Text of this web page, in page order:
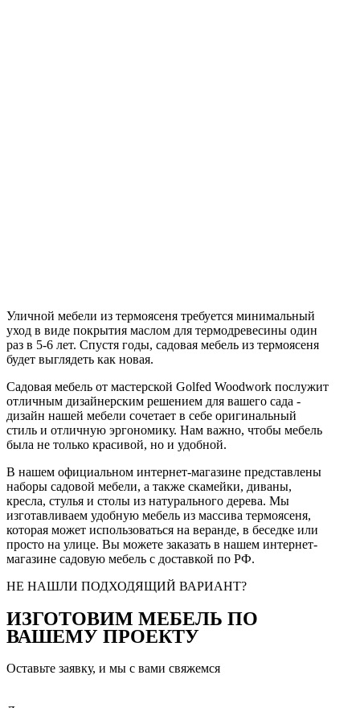
Уличной мебели из термоясеня требуется минимальный
уход в виде покрытия маслом для термодревесины один
раз в 5-6 лет. Спустя годы, садовая мебель из термоясеня
будет выглядеть как новая.
Садовая мебель от мастерской Golfed Woodwork послужит
отличным дизайнерским решением для вашего сада -
дизайн нашей мебели сочетает в себе оригинальный
стиль и отличную эргономику. Нам важно, чтобы мебель
была не только красивой, но и удобной.
В нашем официальном интернет-магазине представлены
наборы садовой мебели, а также скамейки, диваны,
кресла, стулья и столы из натурального дерева. Мы
изготавливаем удобную мебель из массива термоясеня,
которая может использоваться на веранде, в беседке или
просто на улице. Вы можете заказать в нашем интернет-
магазине садовую мебель с доставкой по РФ.
НЕ НАШЛИ ПОДХОДЯЩИЙ ВАРИАНТ?
ИЗГОТОВИМ МЕБЕЛЬ ПО
ВАШЕМУ ПРОЕКТУ
Оставьте заявку, и мы с вами свяжемся